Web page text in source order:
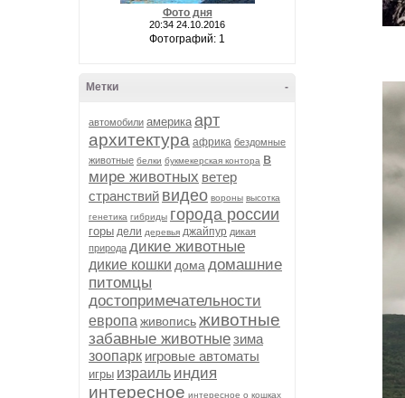
Фото дня
20:34 24.10.2016
Фотографий: 1
-
Метки
автомобили америка арт
архитектура африка бездомные
животные белки букмекерская контора в
мире животных ветер
странствий видео вороны высотка
генетика гибриды города россии
горы дели деревья джайпур дикая
природа дикие животные
дикие кошки дома домашние
питомцы
достопримечательности
европа живописьживотные
забавные животныезима
зоопарк игровые автоматы
игры израиль индия
интересное интересное о кошках